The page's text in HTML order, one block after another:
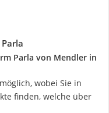
Parla von Mendler in
wobei Sie in
finden, welche über